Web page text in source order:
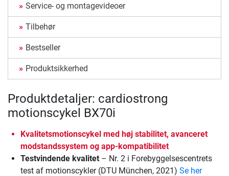
Service- og montagevideoer
Tilbehør
Bestseller
Produktsikkerhed
Produktdetaljer: cardiostrong
motionscykel BX70i
Kvalitetsmotionscykel med høj stabilitet, avanceret
modstandssystem og app-kompatibilitet
Testvindende kvalitet – Nr. 2 i Forebyggelsescentrets
test af motionscykler (DTU München, 2021) Se her